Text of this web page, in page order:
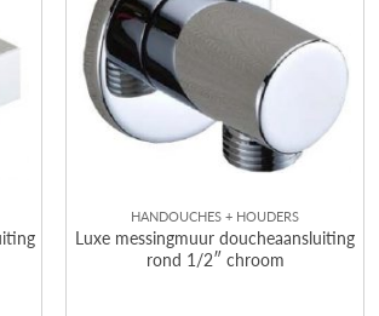
HANDOUCHES + HOUDERS
Luxe messingmuur doucheaansluiting
rond 1/2″ chroom